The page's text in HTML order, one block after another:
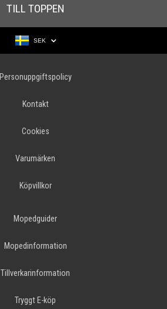
TILL TOPPEN
SEK
Personuppgiftspolicy
Kontakt
Cookies
Varumärken
Köpvillkor
Mopedguider
Mopedinformation
Tillverkarinformation
Tryggt E-köp